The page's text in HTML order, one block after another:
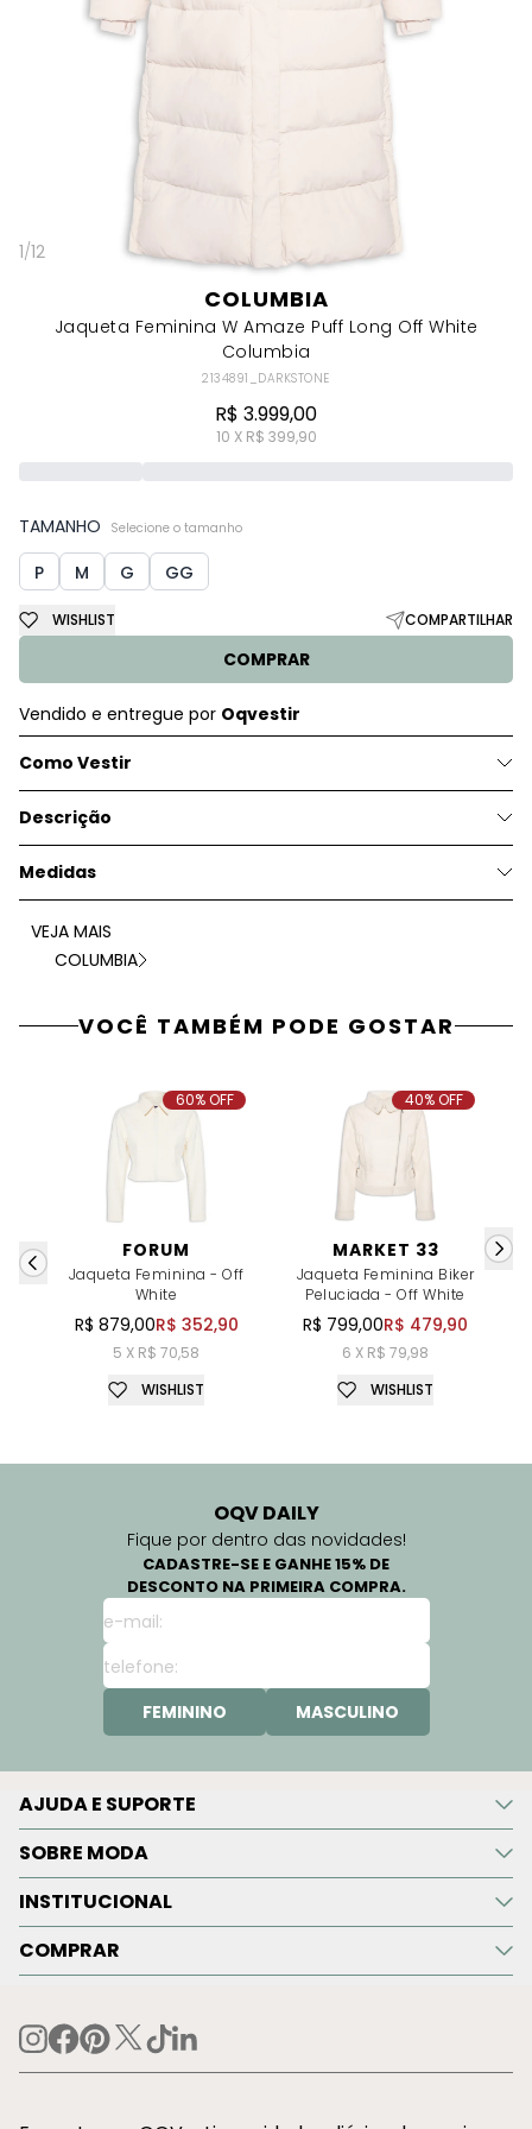
1/12
COLUMBIA
Jaqueta Feminina W Amaze Puff Long Off White
Columbia
2134891_DARKSTONE
R$ 3.999,00
10 X R$ 399,90
TAMANHO Selecione o tamanho
P M G GG
COMPRAR
WISHLIST COMPARTILHAR
Vendido e entregue por Oqvestir
Como Vestir
Descrição
Medidas
VEJA MAIS
COLUMBIA
VOCÊ TAMBÉM PODE GOSTAR
FORUM
Jaqueta Feminina - Off
White
R$ 879,00R$ 352,90
5 X R$ 70,58
60% OFF
WISHLIST
MARKET 33
Jaqueta Feminina Biker
Peluciada - Off White
R$ 799,00R$ 479,90
6 X R$ 79,98
40% OFF
WISHLIST
OQV DAILY
Fique por dentro das novidades!
CADASTRE-SE E GANHE 15% DE
DESCONTO NA PRIMEIRA COMPRA.
FEMININO MASCULINO
AJUDA E SUPORTE
SOBRE MODA
INSTITUCIONAL
COMPRAR